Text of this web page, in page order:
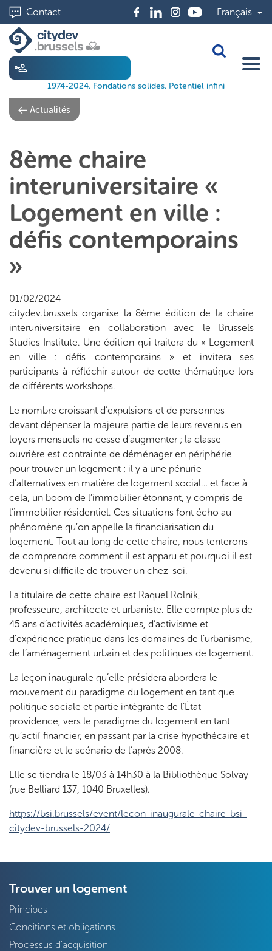
Aller
au
contenu
principal
Contact Français
1974-2024. Fondations solides. Potentiel infini
Toggle
Actualités
8ème chaire
interuniversitaire «
Logement en ville :
défis contemporains
»
01/02/2024
citydev.brussels organise la 8ème édition de la chaire
interuniversitaire en collaboration avec le Brussels
Studies Institute. Une édition qui traitera du « Logement
en ville : défis contemporains » et invitera ses
participants à réfléchir autour de cette thématique lors
de différents workshops.
Le nombre croissant d’expulsions et de personnes
devant dépenser la majeure partie de leurs revenus en
loyers mensuels ne cesse d’augmenter ; la classe
ouvrière est contrainte de déménager en périphérie
pour trouver un logement ; il y a une pénurie
d’alternatives en matière de logement social… et face à
cela, un boom de l’immobilier étonnant, y compris de
l’immobilier résidentiel. Ces situations font écho au
phénomène qu’on appelle la financiarisation du
logement. Tout au long de cette chaire, nous tenterons
de comprendre comment il est apparu et pourquoi il est
devenu si difficile de trouver un chez-soi.
La titulaire de cette chaire est Raquel Rolnik,
professeure, architecte et urbaniste. Elle compte plus de
45 ans d’activités académiques, d’activisme et
d’expérience pratique dans les domaines de l’urbanisme,
de l’aménagement urbain et des politiques de logement.
La leçon inaugurale qu’elle présidera abordera le
mouvement du paradigme du logement en tant que
politique sociale et partie intégrante de l’État-
providence, vers le paradigme du logement en tant
qu’actif financier, en passant par la crise hypothécaire et
financière et le scénario de l’après 2008.
Elle se tiendra le 18/03 à 14h30 à la Bibliothèque Solvay
(rue Belliard 137, 1040 Bruxelles).
https://bsi.brussels/event/lecon-inaugurale-chaire-bsi-
citydev-brussels-2024/
Trouver un logement
Principes
Conditions et obligations
Processus d'acquisition